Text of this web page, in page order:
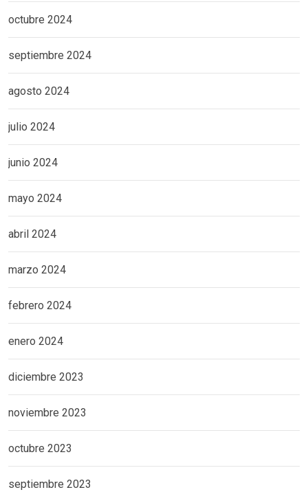
octubre 2024
septiembre 2024
agosto 2024
julio 2024
junio 2024
mayo 2024
abril 2024
marzo 2024
febrero 2024
enero 2024
diciembre 2023
noviembre 2023
octubre 2023
septiembre 2023